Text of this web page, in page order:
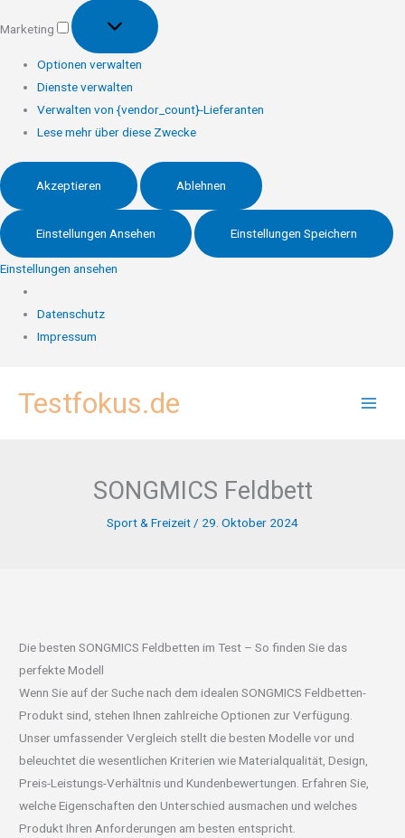
Marketing
Marketing
Optionen verwalten
Dienste verwalten
Verwalten von {vendor_count}-Lieferanten
Lese mehr über diese Zwecke
Akzeptieren Ablehnen
Einstellungen Ansehen Einstellungen Speichern
Einstellungen ansehen
Datenschutz
Impressum
InhaltTestfokus.de
SONGMICS Feldbett
Sport & Freizeit / 29. Oktober 2024
Die besten SONGMICS Feldbetten im Test – So finden Sie das
perfekte Modell
Wenn Sie auf der Suche nach dem idealen SONGMICS Feldbetten-
Produkt sind, stehen Ihnen zahlreiche Optionen zur Verfügung.
Unser umfassender Vergleich stellt die besten Modelle vor und
beleuchtet die wesentlichen Kriterien wie Materialqualität, Design,
Preis-Leistungs-Verhältnis und Kundenbewertungen. Erfahren Sie,
welche Eigenschaften den Unterschied ausmachen und welches
Produkt Ihren Anforderungen am besten entspricht.